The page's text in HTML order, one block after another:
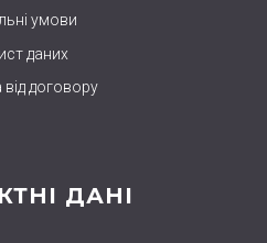
умови
даних
від договору
ДАНІ